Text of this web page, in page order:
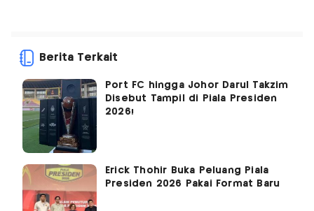
Berita Terkait
Port FC hingga Johor Darul Takzim
Disebut Tampil di Piala Presiden
2026!
Erick Thohir Buka Peluang Piala
Presiden 2026 Pakai Format Baru